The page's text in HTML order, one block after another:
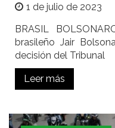
1 de julio de 2023
BRASIL
brasileño Jair
decisión del Tribunal
Leer más